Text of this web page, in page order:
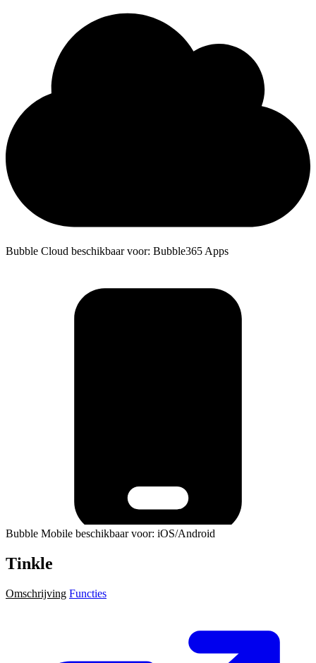
Bubble Cloud beschikbaar voor: Bubble365 Apps
Bubble Mobile beschikbaar voor: iOS/Android
Tinkle
Omschrijving Functies